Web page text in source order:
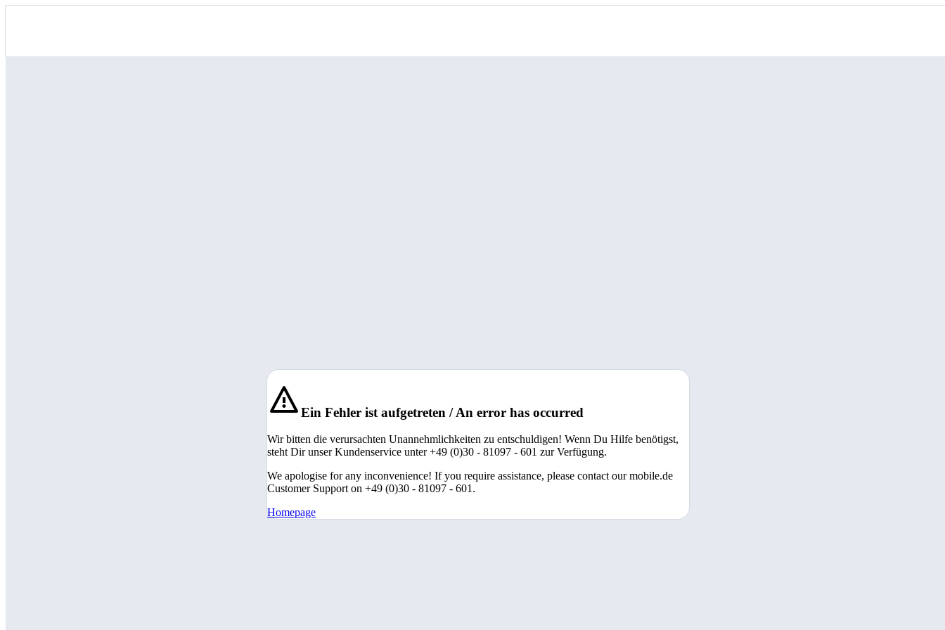
Ein Fehler ist aufgetreten / An error has occurred
Wir bitten die verursachten Unannehmlichkeiten zu entschuldigen! Wenn Du Hilfe benötigst,
steht Dir unser Kundenservice unter +49 (0)30 - 81097 - 601 zur Verfügung.
We apologise for any inconvenience! If you require assistance, please contact our mobile.de
Customer Support on +49 (0)30 - 81097 - 601.
Homepage